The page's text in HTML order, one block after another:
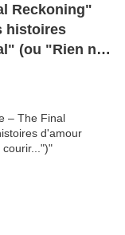
Reckoning"
histoires
(ou "Rien ne